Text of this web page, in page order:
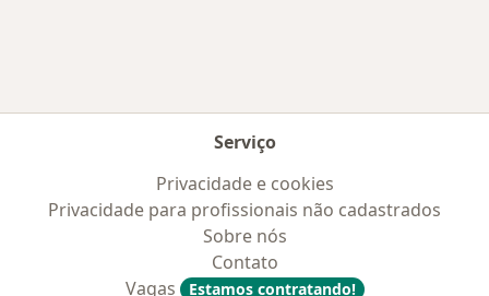
Serviço
Privacidade e cookies
Privacidade para profissionais não cadastrados
Sobre nós
Contato
Vagas
Estamos contratando!